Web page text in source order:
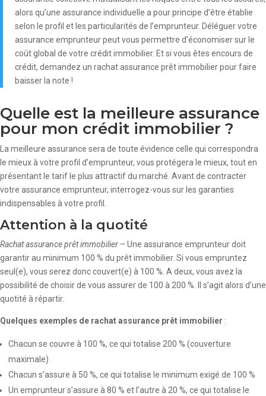
alors qu’une assurance individuelle a pour principe d’être établie
selon le profil et les particularités de l’emprunteur. Déléguer votre
assurance emprunteur peut vous permettre d’économiser sur le
coût global de votre crédit immobilier. Et si vous êtes encours de
crédit, demandez un rachat assurance prêt immobilier pour faire
baisser la note !
Quelle est la meilleure assurance
pour mon crédit immobilier ?
La meilleure assurance sera de toute évidence celle qui correspondra
le mieux à votre profil d’emprunteur, vous protégera le mieux, tout en
présentant le tarif le plus attractif du marché. Avant de contracter
votre assurance emprunteur, interrogez-vous sur les garanties
indispensables à votre profil.
Attention à la quotité
Rachat assurance prêt immobilier – Une assurance emprunteur doit
garantir au minimum 100 % du prêt immobilier. Si vous empruntez
seul(e), vous serez donc couvert(e) à 100 %. A deux, vous avez la
possibilité de choisir de vous assurer de 100 à 200 %. Il s’agit alors d’une
quotité à répartir.
Quelques exemples de rachat assurance prêt immobilier :
Chacun se couvre à 100 %, ce qui totalise 200 % (couverture
maximale)
Chacun s’assure à 50 %, ce qui totalise le minimum exigé de 100 %
Un emprunteur s’assure à 80 % et l’autre à 20 %, ce qui totalise le